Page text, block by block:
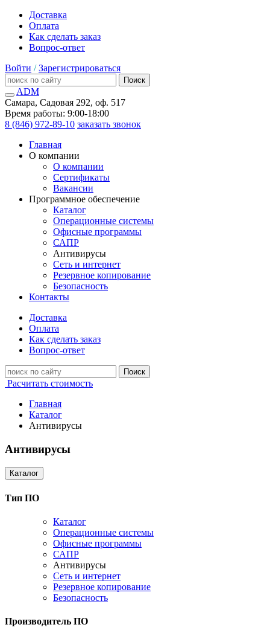
Доставка
Оплата
Как сделать заказ
Вопрос-ответ
Войти / Зарегистрироваться
Поиск
ADM
Самара, Садовая 292, оф. 517
Время работы: 9:00-18:00
8 (846) 972-89-10 заказать звонок
Главная
О компании
О компании
Сертификаты
Вакансии
Программное обеспечение
Каталог
Операционные системы
Офисные программы
САПР
Антивирусы
Сеть и интернет
Резервное копирование
Безопасность
Контакты
Доставка
Оплата
Как сделать заказ
Вопрос-ответ
Поиск
Расчитать стоимость
Главная
Каталог
Антивирусы
Антивирусы
Каталог
Тип ПО
Каталог
Операционные системы
Офисные программы
САПР
Антивирусы
Сеть и интернет
Резервное копирование
Безопасность
Производитель ПО